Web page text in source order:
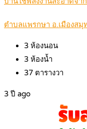
ตำบลแพรกษา อ.เมืองสมุ
3 ห้องนอน
3 ห้องน้ำ
37 ตารางวา
3 ปี ago